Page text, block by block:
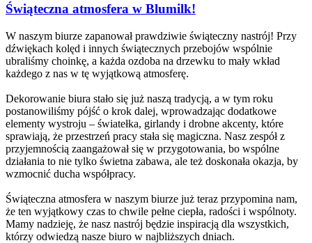
Świąteczna atmosfera w Blumilk!
W naszym biurze zapanował prawdziwie świąteczny nastrój! Przy
dźwiękach kolęd i innych świątecznych przebojów wspólnie
ubraliśmy choinkę, a każda ozdoba na drzewku to mały wkład
każdego z nas w tę wyjątkową atmosferę.
Dekorowanie biura stało się już naszą tradycją, a w tym roku
postanowiliśmy pójść o krok dalej, wprowadzając dodatkowe
elementy wystroju – światełka, girlandy i drobne akcenty, które
sprawiają, że przestrzeń pracy stała się magiczna. Nasz zespół z
przyjemnością zaangażował się w przygotowania, bo wspólne
działania to nie tylko świetna zabawa, ale też doskonała okazja, by
wzmocnić ducha współpracy.
Świąteczna atmosfera w naszym biurze już teraz przypomina nam,
że ten wyjątkowy czas to chwile pełne ciepła, radości i wspólnoty.
Mamy nadzieję, że nasz nastrój będzie inspiracją dla wszystkich,
którzy odwiedzą nasze biuro w najbliższych dniach.